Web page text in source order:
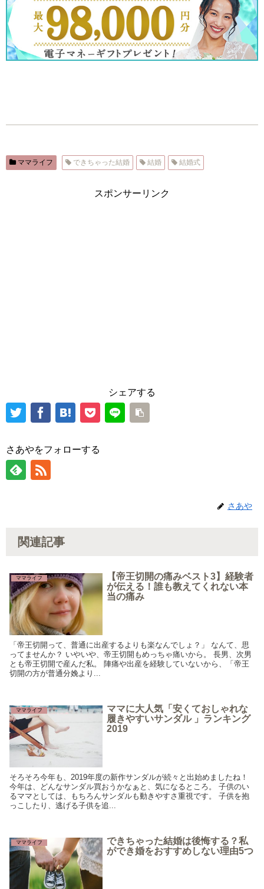
ママライフ できちゃった結婚 結婚 結婚式
スポンサーリンク
シェアする
さあやをフォローする
さあや
関連記事
ママライフ
【帝王切開の痛みベスト3】経験者
が伝える！誰も教えてくれない本
当の痛み
「帝王切開って、普通に出産するよりも楽なんでしょ？」 なんて、思
ってませんか？ いやいや、帝王切開もめっちゃ痛いから。 長男、次男
とも帝王切開で産んだ私。 陣痛や出産を経験していないから、「帝王
切開の方が普通分娩より...
ママライフ
ママに大人気「安くておしゃれな
履きやすいサンダル 」ランキング
2019
そろそろ今年も、2019年度の新作サンダルが続々と出始めましたね！
今年は、どんなサンダル買おうかなぁと、気になるところ。 子供のい
るママとしては、もちろんサンダルも動きやすさ重視です。 子供を抱
っこしたり、逃げる子供を追...
ママライフ
できちゃった結婚は後悔する？私
ができ婚をおすすめしない理由5つ